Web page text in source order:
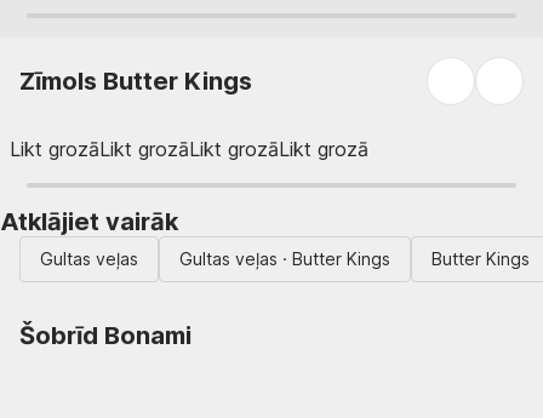
Zīmols Butter Kings
Likt grozāLikt grozāLikt grozāLikt grozā
Atklājiet vairāk
Gultas veļas Gultas veļas · Butter Kings Butter Kings
Šobrīd Bonami